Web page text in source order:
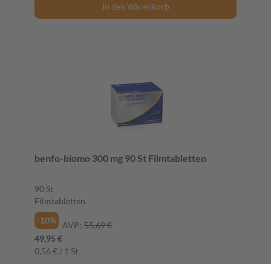
In den Warenkorb
benfo-biomo 300 mg 90 St Filmtabletten
90 St
Filmtabletten
-10%
AVP: 55,69 €
49,95 €
0,56 € / 1 St